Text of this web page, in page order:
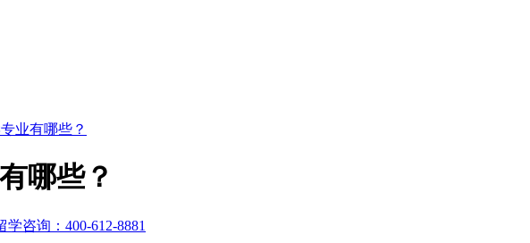
业有哪些？
哪些？
学咨询： 400-612-8881